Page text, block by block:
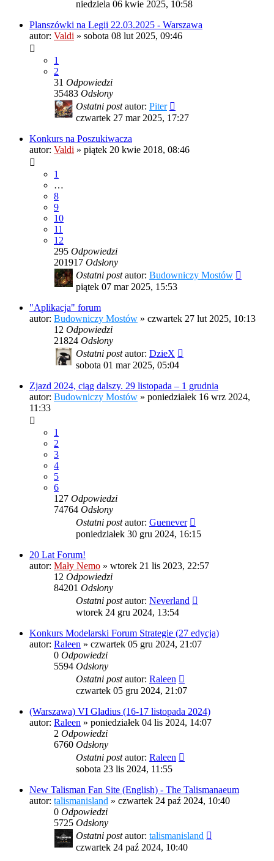
niedziela 06 kwie 2025, 10:58
Planszówki na Legii 22.03.2025 - Warszawa
autor: Valdi » sobota 08 lut 2025, 09:46
1
2
31 Odpowiedzi
35483 Odsłony
Ostatni postautor: Piter
czwartek 27 mar 2025, 17:27
Konkurs na Poszukiwacza
autor: Valdi » piątek 20 kwie 2018, 08:46
1
…
8
9
10
11
12
295 Odpowiedzi
201917 Odsłony
Ostatni postautor: Budowniczy Mostów
piątek 07 mar 2025, 15:53
"Aplikacja" forum
autor: Budowniczy Mostów » czwartek 27 lut 2025, 10:13
12 Odpowiedzi
21824 Odsłony
Ostatni postautor: DzieX
sobota 01 mar 2025, 05:04
Zjazd 2024, ciąg dalszy. 29 listopada – 1 grudnia
autor: Budowniczy Mostów » poniedziałek 16 wrz 2024,
11:33
1
2
3
4
5
6
127 Odpowiedzi
74764 Odsłony
Ostatni postautor: Guenever
poniedziałek 30 gru 2024, 16:15
20 Lat Forum!
autor: Mały Nemo » wtorek 21 lis 2023, 22:57
12 Odpowiedzi
84201 Odsłony
Ostatni postautor: Neverland
wtorek 24 gru 2024, 13:54
Konkurs Modelarski Forum Strategie (27 edycja)
autor: Raleen » czwartek 05 gru 2024, 21:07
0 Odpowiedzi
5594 Odsłony
Ostatni postautor: Raleen
czwartek 05 gru 2024, 21:07
(Warszawa) VI Gladius (16-17 listopada 2024)
autor: Raleen » poniedziałek 04 lis 2024, 14:07
2 Odpowiedzi
6760 Odsłony
Ostatni postautor: Raleen
sobota 23 lis 2024, 11:55
New Talisman Fan Site (English) - The Talismanaeum
autor: talismanisland » czwartek 24 paź 2024, 10:40
0 Odpowiedzi
5725 Odsłony
Ostatni postautor: talismanisland
czwartek 24 paź 2024, 10:40